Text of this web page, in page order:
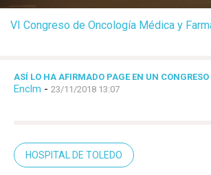
VI Congreso de Oncología Médica y
ASÍ LO HA AFIRMADO PAGE EN UN
Enclm - 23/11/2018 13:07
HOSPITAL DE TOLEDO